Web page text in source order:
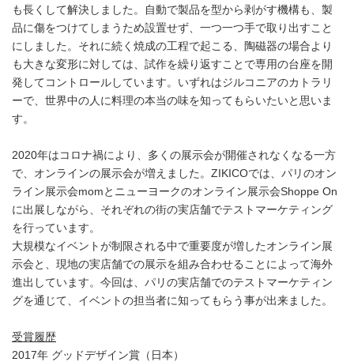
も長くして解決しました。自動で製品を型から剥がす機構も、製
品に傷をつけてしまうため設置せず、一つ一つ手で取り出すこと
にしました。それに続く焼成の工程で起こる、陶磁器の場合より
も大きな変形に対しては、試作を繰り返すことで専用の台座を開
発してコントロールしています。いずれはジルコニアのカトラリ
ーで、世界中の人に料理の本当の味を知ってもらいたいと思いま
す。
2020年はコロナ禍により、多くの展示会が開催されなくなる一方
で、オンラインの展示会が増えました。ZIKICOでは、パリのオン
ライン展示会momとニューヨークのオンライン展示会Shoppe On
に出展しながら、それぞれの街の実店舗でテストマーケティング
を行っています。
大規模なイベントが制限される中で重要度が増したオンライン展
示会と、現地の実店舗での展示を組み合わせることによって海外
進出しています。今回は、パリの実店舗でのテストマーケティン
グを通じて、イベントの担当者に知ってもらう事が出来ました。
受賞履歴
2017年 グッドデザイン賞（日本）